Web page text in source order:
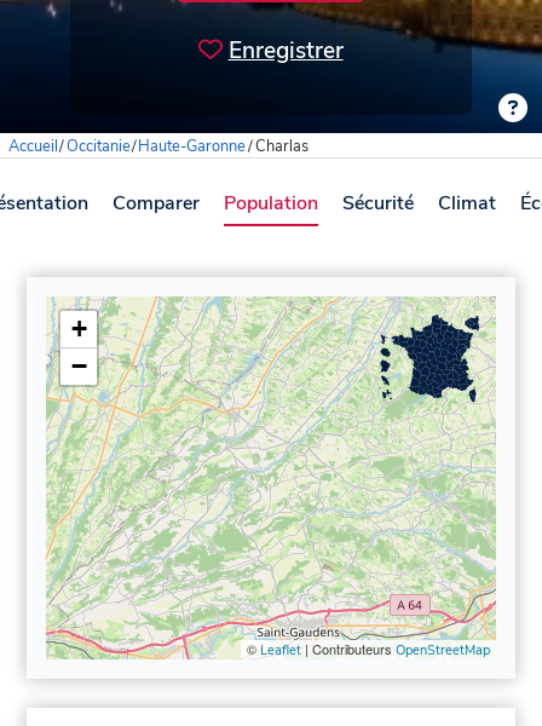
Enregistrer
Accueil/Occitanie/Haute-Garonne/Charlas
Comparer Population Sécurité Climat
+
−
© Leaflet| Contributeurs OpenStreetMap